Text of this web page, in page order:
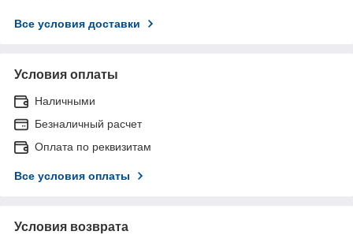
Все условия доставки
Условия оплаты
Наличными
Безналичный расчет
Оплата по реквизитам
Все условия оплаты
Условия возврата